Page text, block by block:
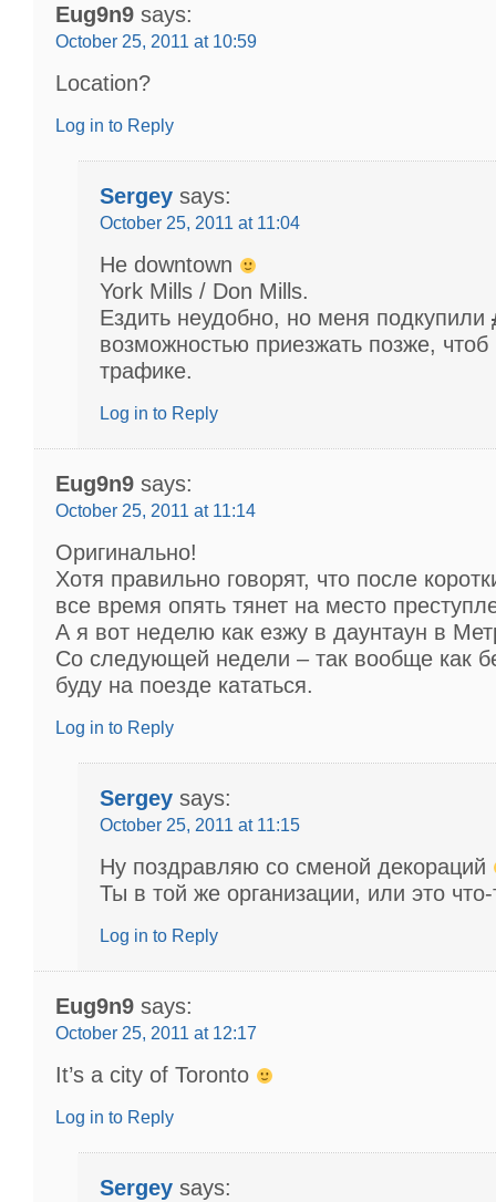
Eug9n9 says:
October 25, 2011 at 10:59
Location?
Log in to Reply
Sergey says:
October 25, 2011 at 11:04
Не downtown
York Mills / Don Mills.
Ездить неудобно, но меня подкупили
возможностью приезжать позже, чтоб
трафике.
Log in to Reply
Eug9n9 says:
October 25, 2011 at 11:14
Оригинально!
Хотя правильно говорят, что после
все время опять тянет на место
А я вот неделю как езжу в даунтаун в
Со следующей недели – так вообще как
буду на поезде кататься.
Log in to Reply
Sergey says:
October 25, 2011 at 11:15
Ну поздравляю со сменой декораций
Ты в той же организации, или это что-
Log in to Reply
Eug9n9 says:
October 25, 2011 at 12:17
It’s a city of Toronto
Log in to Reply
Sergey says: